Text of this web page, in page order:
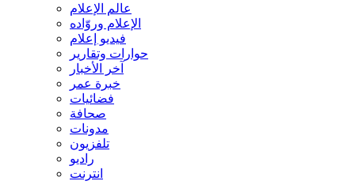
عالم الإعلام
الإعلام وروّاده
فيديو إعلام
حوارات وتقارير
آخر الأخبار
خبرة عمر
فضائيات
صحافة
مدونات
تلفزيون
راديو
انترنت